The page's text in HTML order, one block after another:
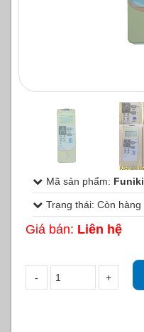
Mã sản phẩm: Funiki
Trạng thái: Còn hàng
Giá bán: Liên hệ